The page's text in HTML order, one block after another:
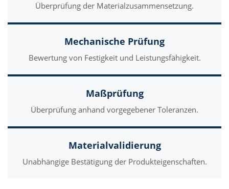
Überprüfung der Materialzusammensetzung.
Mechanische Prüfung
Bewertung von Festigkeit und Leistungsfähigkeit.
Maßprüfung
Überprüfung anhand vorgegebener Toleranzen.
Materialvalidierung
Unabhängige Bestätigung der Produkteigenschaften.